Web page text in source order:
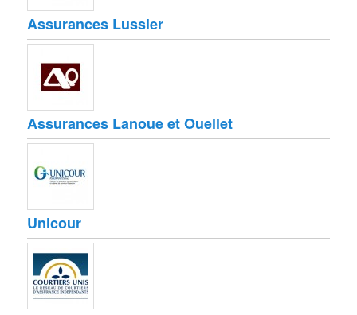
Assurances Lussier
Assurances Lanoue et Ouellet
Unicour